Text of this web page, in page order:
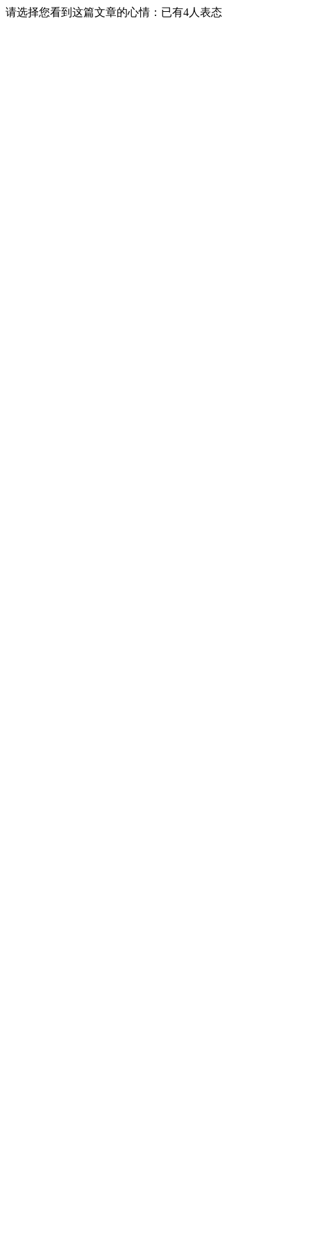
请选择您看到这篇文章的心情：已有4人表态